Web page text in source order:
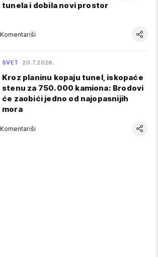
tunela i dobila novi prostor
Komentariši
SVET 20.7.2026.
Kroz planinu kopaju tunel, iskopaće
stenu za 750.000 kamiona: Brodovi
će zaobići jedno od najopasnijih
mora
Komentariši